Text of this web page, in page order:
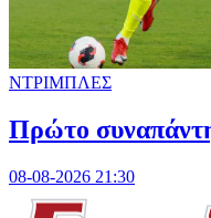
ΝΤΡΙΜΠΛΕΣ
Πρώτο
08-08-2026 21:30